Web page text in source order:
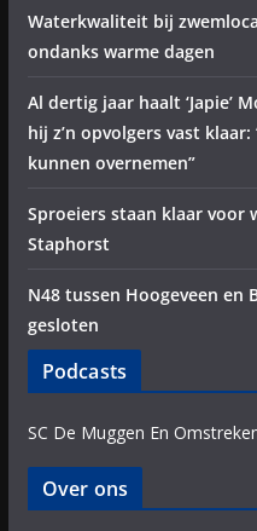
Waterkwaliteit bij
ondanks warme dagen
Al dertig jaar haalt ‘Japie’
hij z’n opvolgers vast
kunnen overnemen”
Sproeiers staan klaar voor
Staphorst
N48 tussen Hoogeveen en
gesloten
Podcasts
SC De Muggen En
Over ons